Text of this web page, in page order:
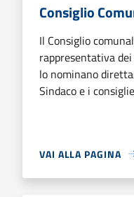
Consiglio
Il Consiglio
rappresentativa
lo nominano
Sindaco e i
VAI ALLA PAGINA